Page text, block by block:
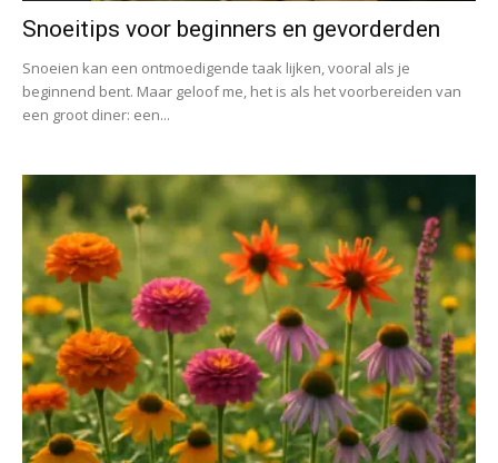
Snoeitips voor beginners en gevorderden
Snoeien kan een ontmoedigende taak lijken, vooral als je
beginnend bent. Maar geloof me, het is als het voorbereiden van
een groot diner: een...